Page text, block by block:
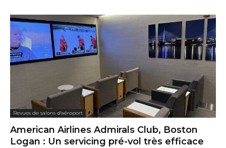
Revues de salons d'aéroport
American Airlines Admirals Club, Boston
Logan : Un servicing pré-vol très efficace